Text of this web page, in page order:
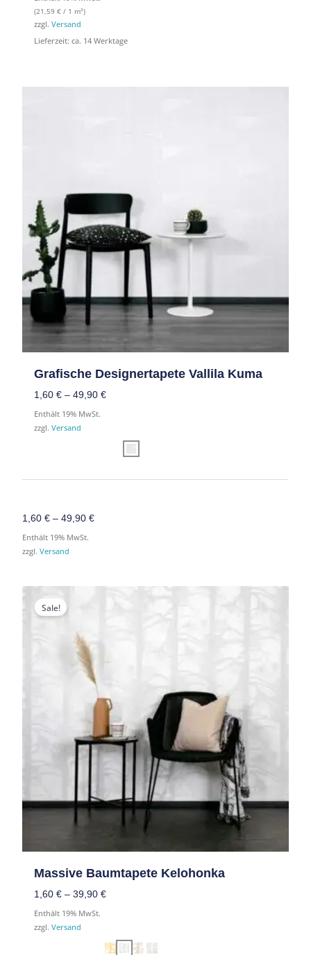
(21,59 €/ 1 m²)
zzgl. Versand
Lieferzeit: ca. 14 Werktage
Grafische Designertapete Vallila Kuma
1,60 € – 49,90 €
Enthält 19% MwSt.
zzgl. Versand
1,60€ –49,90€
Enthält 19% MwSt.
zzgl.Versand
Sale!
Massive Baumtapete Kelohonka
1,60 € – 39,90 €
Enthält 19% MwSt.
zzgl. Versand